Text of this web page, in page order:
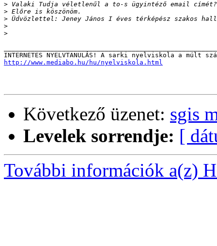
>
>
>
>
>
http://www.mediabo.hu/hu/nyelviskola.html
Következő üzenet: sgis
Levelek sorrendje: [
További információk a(z)